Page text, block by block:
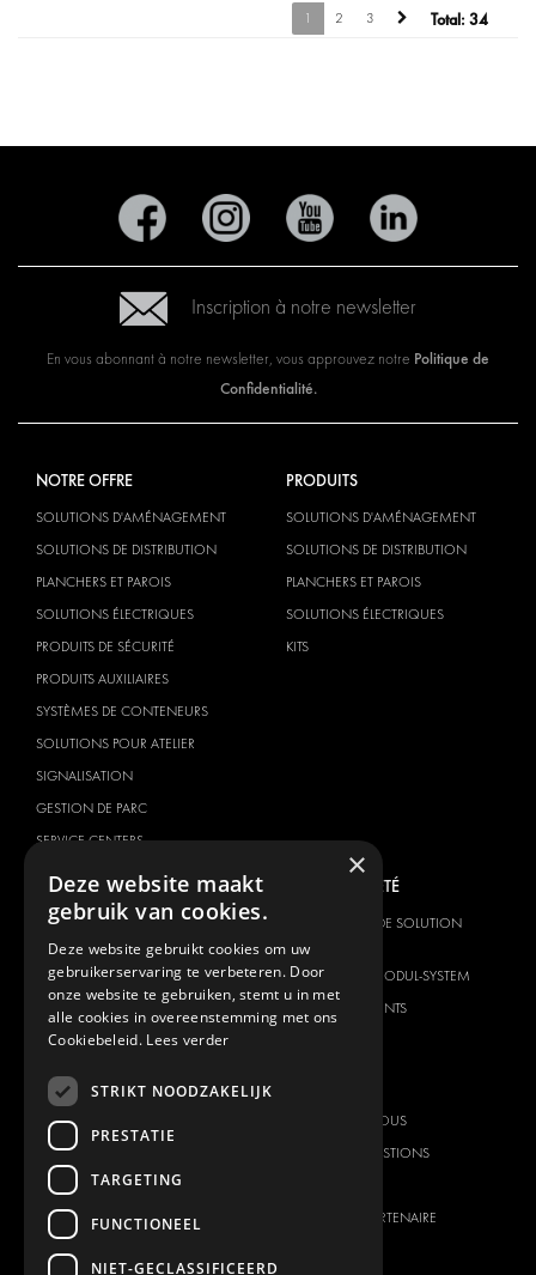
1 2 3 Total: 34
Inscription à notre newsletter
En vous abonnant à notre newsletter, vous approuvez notre Politique de
Confidentialité.
NOTRE OFFRE
SOLUTIONS D'AMÉNAGEMENT
SOLUTIONS DE DISTRIBUTION
PLANCHERS ET PAROIS
SOLUTIONS ÉLECTRIQUES
PRODUITS DE SÉCURITÉ
PRODUITS AUXILIAIRES
SYSTÈMES DE CONTENEURS
SOLUTIONS POUR ATELIER
SIGNALISATION
GESTION DE PARC
SERVICE CENTERS
PRODUITS
SOLUTIONS D'AMÉNAGEMENT
SOLUTIONS DE DISTRIBUTION
PLANCHERS ET PAROIS
SOLUTIONS ÉLECTRIQUES
KITS
MARQUE DU VÉHICULE
CITROËN
DACIA
FORD
IVECO
MAXUS
MERCEDES
NISSAN
NOTRE SOCIÉTÉ
FOURNISSEUR DE SOLUTION
À PROPOS DE MODUL-SYSTEM
TÉLÉCHARGEMENTS
CONTACTEZ-NOUS
FOIRE AUX QUESTIONS
DEVENIR UN PARTENAIRE
×
Deze website maakt
gebruik van cookies.
Deze website gebruikt cookies om uw
gebruikerservaring te verbeteren. Door
onze website te gebruiken, stemt u in met
alle cookies in overeenstemming met ons
Cookiebeleid. Lees verder
STRIKT NOODZAKELIJK
PRESTATIE
TARGETING
FUNCTIONEEL
NIET-GECLASSIFICEERD